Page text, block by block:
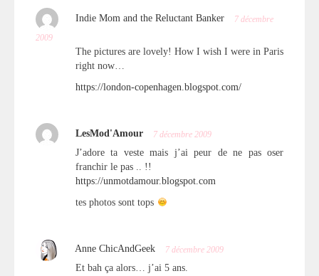
Indie Mom and the Reluctant Banker
7 décembre
2009
The pictures are lovely! How I wish I were in Paris
right now…
https://london-copenhagen.blogspot.com/
LesMod'Amour 7 décembre 2009
J’adore ta veste mais j’ai peur de ne pas oser
franchir le pas .. !!
https://unmotdamour.blogspot.com
tes photos sont tops
Anne ChicAndGeek 7 décembre 2009
Et bah ça alors… j’ai 5 ans.